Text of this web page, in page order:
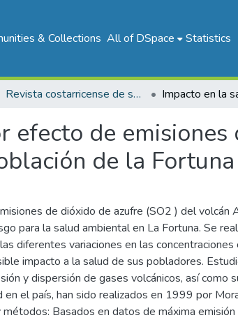
& Collections All of DSpace Statistics
Revista costarricense de salud Pública
de emisiones
de la
de dióxido de azufre (SO2 ) del volcán
para la salud ambiental en La Fortuna. Se
diferentes variaciones en las concentraciones
impacto a la salud de sus pobladores.
y dispersión de gases volcánicos, así como
en el país, han sido realizados en 1999 por
Basados en datos de máxima